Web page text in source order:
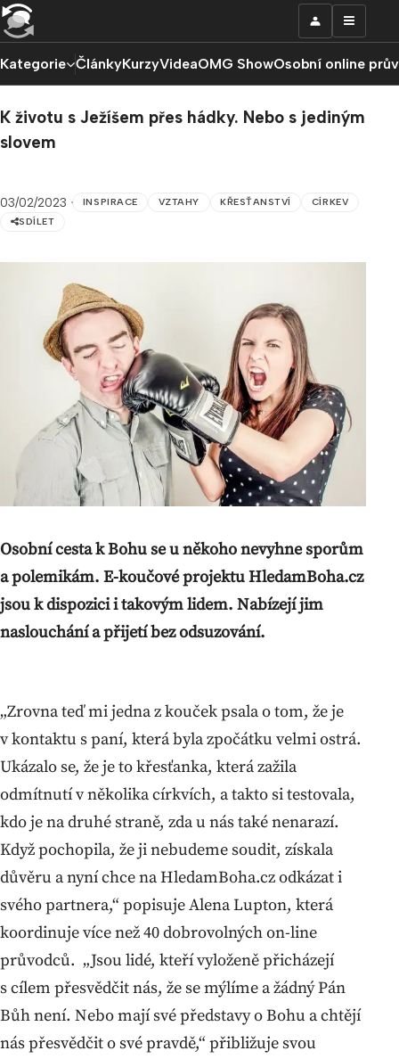
Kategorie ČlánkyKurzyVideaOMG ShowOsobní online
K životu s Ježíšem přes hádky. Nebo s jediným
slovem
03/02/2023 INSPIRACE VZTAHY KŘESŤANSTVÍ
CÍRKEV
SDÍLET
Osobní cesta k Bohu se u někoho nevyhne sporům
a polemikám. E-koučové projektu HledamBoha.cz
jsou k dispozici i takovým lidem. Nabízejí jim
naslouchání a přijetí bez odsuzování.
„Zrovna teď mi jedna z kouček psala o tom, že je
v kontaktu s paní, která byla zpočátku velmi ostrá.
Ukázalo se, že je to křesťanka, která zažila
odmítnutí v několika církvích, a takto si testovala,
kdo je na druhé straně, zda u nás také nenarazí.
Když pochopila, že ji nebudeme soudit, získala
důvěru a nyní chce na HledamBoha.cz odkázat i
svého partnera,“ popisuje Alena Lupton, která
koordinuje více než 40 dobrovolných on-line
průvodců. „Jsou lidé, kteří vyloženě přicházejí
s cílem přesvědčit nás, že se mýlíme a žádný Pán
Bůh není. Nebo mají své představy o Bohu a chtějí
nás přesvědčit o své pravdě,“ přibližuje svou